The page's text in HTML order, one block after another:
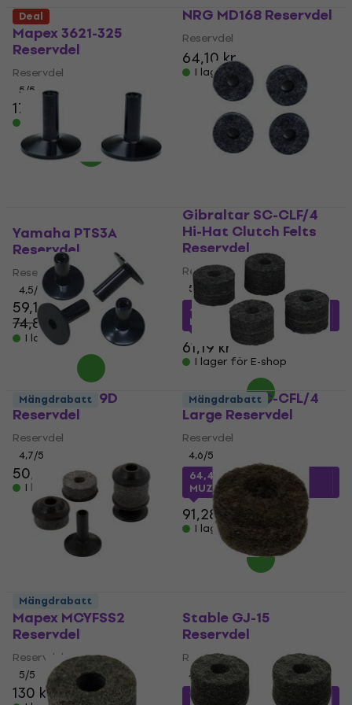
Mapex 3621-325
Reservdel
Reservdel
5/5
17,80 kr
NRG MD168 Reservdel
Reservdel
64,10 kr
I lager för E-shop
Deal
Yamaha PTS3A
Reservdel
Reservdel
4,5/5
59,10 kr
74,80 kr
- 21 %
I lager för E-shop
Gibraltar SC-CLF/4
Hi-Hat Clutch Felts
Reservdel
Reservdel
5
44,68 krmed kod
MUZMUZ-25
61,19 kr
I lager för E-shop
Dixon PSYV-19D
Reservdel
Reservdel
4,7/5
50,10 kr
I lager för E-shop
Gibraltar SC-CFL/4
Large Reservdel
Reservdel
4,6/5
64,45 kr med kod
MUZMUZ-25
91,28 kr
I lager för E-shop
Mängdrabatt
Mapex MCYFSS2
Reservdel
Reservdel
5/5
130 kr
Mängdrabatt
Stable GJ-15
Reservdel
Reservdel
4,2/5
16,22 kr
med kod
Mängdrabatt